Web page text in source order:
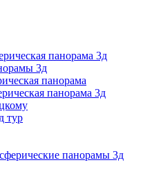
панорама 3д
3д
панорама
панорама 3д
тур
панорамы 3д